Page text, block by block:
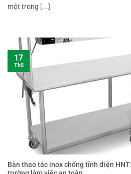
một trong [...]
Bàn thao tác inox chống tĩnh điện
17
Th5